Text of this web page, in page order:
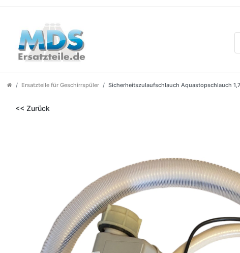
Ersatzteile für Geschirrspüler Sicherheitszulaufschlauch Aquastopschlauch
<< Zurück